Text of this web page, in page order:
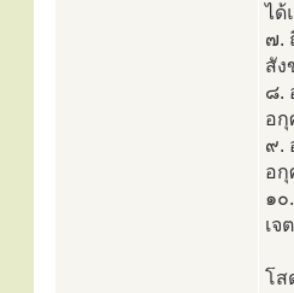
ได้
๗.
สัง
๘.
อกุ
๙.
อกุ
๑๐
เจ
โส